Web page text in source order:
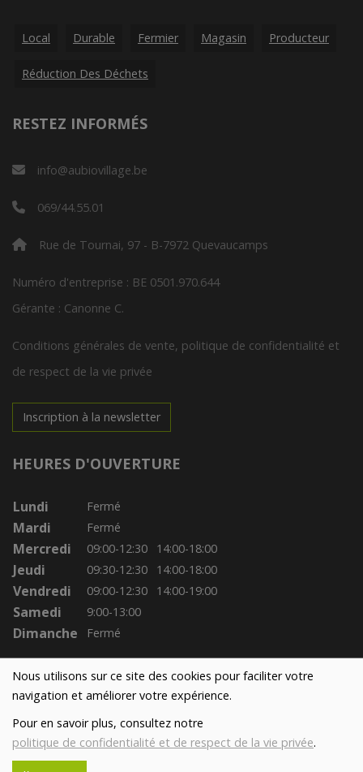
Nous utilisons sur ce site des cookies pour faciliter votre
navigation et améliorer votre expérience.
Pour en savoir plus, consultez notre
politique de confidentialité et de respect de la vie privée.
Local Durable Fermier Magasin Producteur
Réduction Des Déchets
RESTEZ INFORMÉS
info@aubiovillage.be
069/44.55.01
Rue de Tournai, 97 - B-7972 Quevaucamps
Numéro d'entreprise : BE 0501.970.644
Gérante : Canonne C.
Conditions générales de vente, politique de confidentialité et
de respect de la vie privée
Inscription à la newsletter
HEURES D'OUVERTURE
Lundi Fermé
Mardi Fermé
Mercredi 09:00-12:30 14:00-18:00
Jeudi 09:30-12:30 14:00-18:00
Vendredi 09:00-12:30 14:00-19:00
Samedi 9:00-13:00
Dimanche Fermé